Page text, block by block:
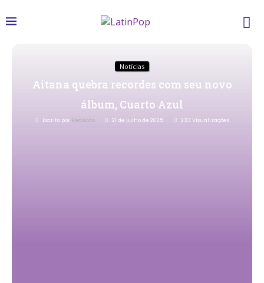
Notícias
Aitana quebra recordes com seu novo
álbum, Cuarto Azul
Escrito por Redacao 21 de julho de 2025 233 Visualizações